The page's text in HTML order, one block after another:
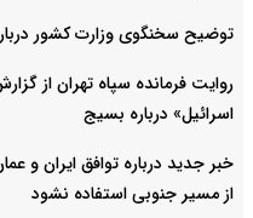
توضیح سخنگوی وزارت کشور
روایت فرمانده سپاه تهران از
اسرائیل» درباره بسیج
خبر جدید درباره توافق ایران و
از مسیر جنوبی استفاده نشود